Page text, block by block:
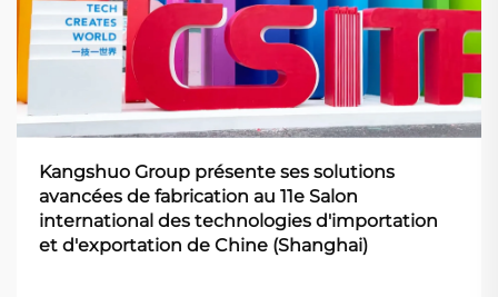
Kangshuo Group présente ses solutions
avancées de fabrication au 11e Salon
international des technologies d'importation
et d'exportation de Chine (Shanghai)